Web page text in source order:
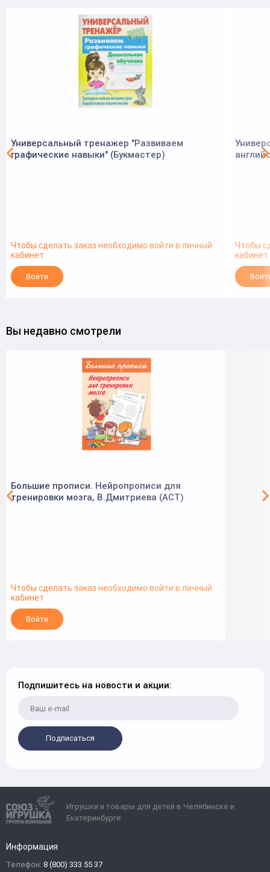
Универсальный тренажер "Развиваем
графические навыки" (Букмастер)
Чтобы сделать заказ необходимо войти в личный
кабинет
Войти
Чтобы
кабинет
Вы недавно смотрели
Большие прописи. Нейропрописи для
тренировки мозга, В.Дмитриева (АСТ)
Чтобы сделать заказ необходимо войти в личный
кабинет
Войти
Подпишитесь на новости и акции:
Подписаться
Игрушки и товары для детей в Челябинске и
Екатеринбурге
Информация
Телефон: 8 (800) 333 55 37